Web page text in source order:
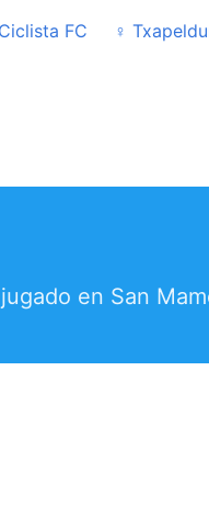
Ciclista FC ♀
en San